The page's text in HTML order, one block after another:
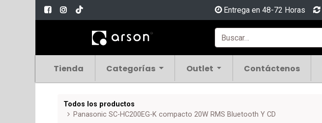
Entrega en 48-72 Horas
Tienda Categorías Outlet Contáctenos
Todos los productos
Panasonic SC-HC200EG-K compacto 20W RMS Bluetooth Y CD